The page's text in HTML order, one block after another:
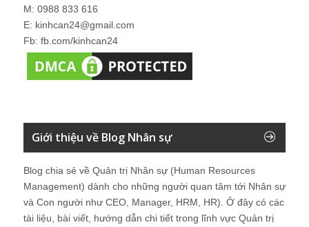
M: 0988 833 616
E: kinhcan24@gmail.com
Fb: fb.com/kinhcan24
Giới thiệu về Blog Nhân sự
Blog chia sẻ về Quản trị Nhân sự (Human Resources
Management) dành cho những người quan tâm tới Nhân sự
và Con người như CEO, Manager, HRM, HR). Ở đây có các
tài liệu, bài viết, hướng dẫn chi tiết trong lĩnh vực Quản trị